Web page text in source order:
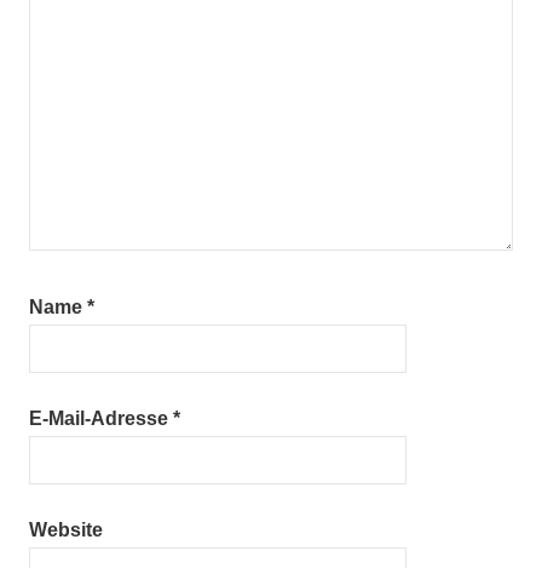
Name *
E-Mail-Adresse *
Website